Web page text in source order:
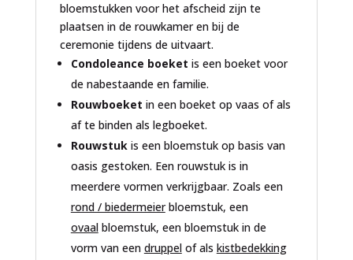
bloemstukken voor het afscheid zijn te
plaatsen in de rouwkamer en bij de
ceremonie tijdens de uitvaart.
Condoleance boeket is een boeket voor
de nabestaande en familie.
Rouwboeket in een boeket op vaas of als
af te binden als legboeket.
Rouwstukis een bloemstuk op basis van
oasis gestoken. Een rouwstuk is in
meerdere vormen verkrijgbaar. Zoals een
rond / biedermeierbloemstuk, een
ovaalbloemstuk, een bloemstuk in de
vorm van een druppelof als kistbedekking